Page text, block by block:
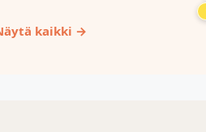
kaikki →